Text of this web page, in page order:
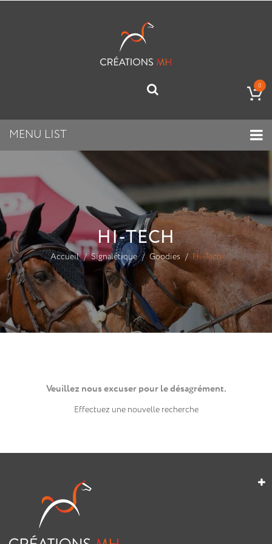
0
MENU LIST
HI-TECH
Accueil Signalétique Goodies Hi-Tech
Veuillez nous excuser pour le désagrément.
Effectuez une nouvelle recherche